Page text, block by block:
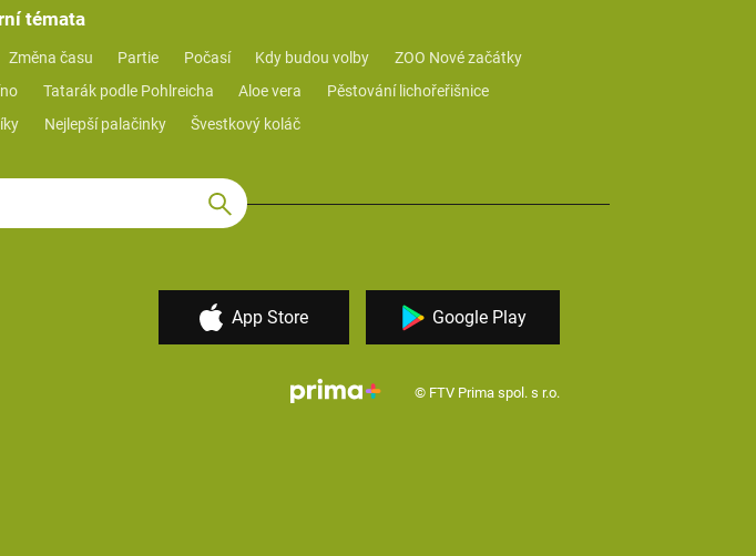
témata
Změna času Partie Počasí Kdy budou volby
ZOO Nové začátky
Tatarák podle Pohlreicha Aloe vera
Pěstování lichořeřišnice
Nejlepší palačinky Švestkový koláč
App Store Google Play
© FTV Prima spol. s r.o.